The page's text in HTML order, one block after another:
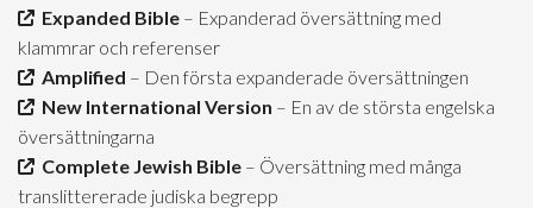
Expanded Bible – Expanderad översättning med
klammrar och referenser
Amplified – Den första expanderade översättningen
New International Version – En av de största engelska
översättningarna
Complete Jewish Bible – Översättning med många
translittererade judiska begrepp